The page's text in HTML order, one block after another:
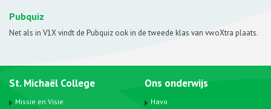
Pubquiz
Net als in V1X vindt de Pubquiz ook in de tweede klas van vwoXtra plaats.
St. Michaël College
Missie en Visie
Ons onderwijs
Havo